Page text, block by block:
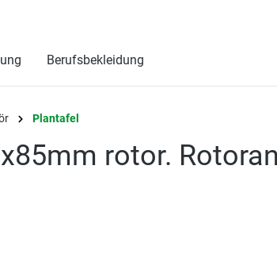
Berufsbekleidung
Plantafel
rotor.